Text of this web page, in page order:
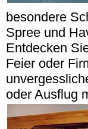
besondere
Spree und
Entdecken
Feier oder
oder Ausflug